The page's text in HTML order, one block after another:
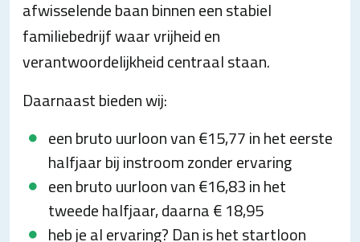
afwisselende baan binnen een stabiel
familiebedrijf waar vrijheid en
verantwoordelijkheid centraal staan.
Daarnaast bieden wij:
een bruto uurloon van €15,77 in het eerste
halfjaar bij instroom zonder ervaring
een bruto uurloon van €16,83 in het
tweede halfjaar, daarna € 18,95
heb je al ervaring? Dan is het startloon